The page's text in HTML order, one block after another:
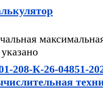
208-К-26-04851-